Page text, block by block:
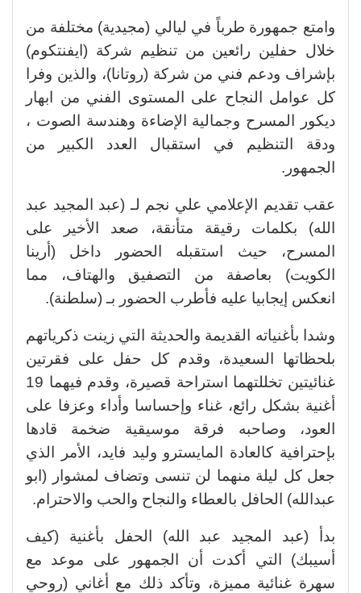
وامتع جمهورة طرباً في ليالي (مجيدية) مختلفة من
خلال حفلين رائعين من تنظيم شركة (ايفنتكوم)
بإشراف ودعم فني من شركة (روتانا)، والذين وفرا
كل عوامل النجاح على المستوى الفني من ابهار
ديكور المسرح وجمالية الإضاءة وهندسة الصوت ،
ودقة التنظيم في استقبال العدد الكبير من
الجمهور.
عقب تقديم الإعلامي علي نجم لـ (عبد المجيد عبد
الله) بكلمات رقيقة متأنقة، صعد الأخير على
المسرح، حيث استقبله الحضور داخل (أرينا
الكويت) بعاصفة من التصفيق والهتاف، مما
انعكس إيجابيا عليه فأطرب الحضور بـ (سلطنة).
وشدا بأغنياته القديمة والحديثة التي زينت ذكرياتهم
بلحظاتها السعيدة، وقدم كل حفل على فقرتين
غنائيتين تخللتهما استراحة قصيرة، وقدم فيهما 19
أغنية بشكل رائع، غناء وإحساسا وأداء وعزفا على
العود، وصاحبه فرقة موسيقية ضخمة قادها
بإحترافية كالعادة المايسترو وليد فايد، الأمر الذي
جعل كل ليلة منهما لن تنسى وتضاف لمشوار (ابو
عبدالله) الحافل بالعطاء والنجاح والحب والاحترام.
بدأ (عبد المجيد عبد الله) الحفل بأغنية (كيف
أسيبك) التي أكدت أن الجمهور على موعد مع
سهرة غنائية مميزة، وتأكد ذلك مع أغاني (روحي